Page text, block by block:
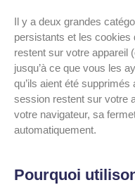
Il y a deux grandes
persistants et les
restent sur votre appareil
jusqu’à ce que vous les
qu’ils aient été
session restent sur votre
votre navigateur, sa
automatiquement.
Pourquoi